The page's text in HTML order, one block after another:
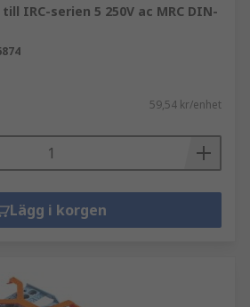
IRC-serien 5 250V ac MRC DIN-
59,54 kr/enhet
Lägg i korgen